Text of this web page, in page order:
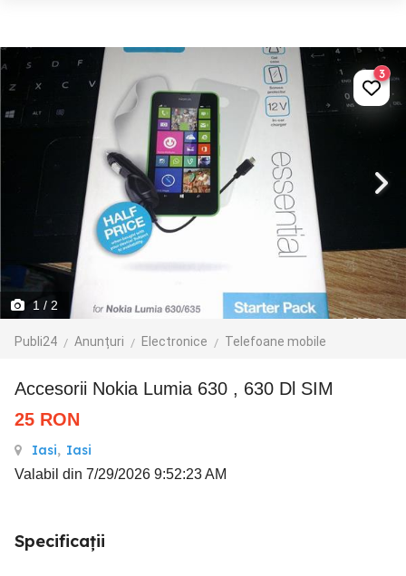
1 / 2
Publi24 Anunțuri Electronice Telefoane mobile
3
Accesorii Nokia Lumia 630 , 630 Dl SIM
25 RON
Iasi, Iasi
Valabil din 7/29/2026 9:52:23 AM
Specificații